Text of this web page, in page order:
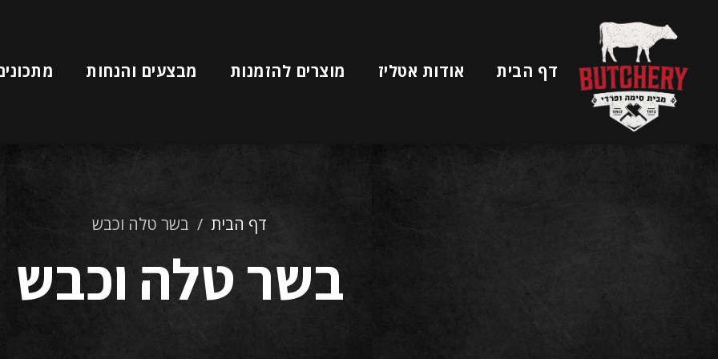
ט
דף הבית אודות אטליז מוצרים להזמנות מבצעים והנחות
דף הבית / בשר טלה וכבש
בשר טלה וכבש